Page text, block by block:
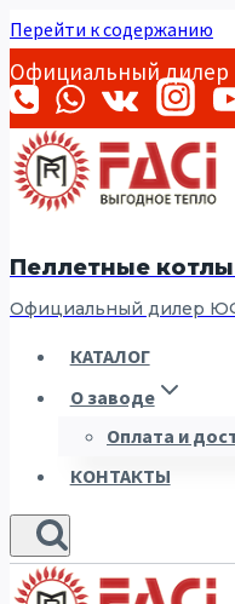
Перейти к содержанию
Официальный
Пеллетные котлы
Официальный дилер
КАТАЛОГ
О заводе
Оплата и
КОНТАКТЫ